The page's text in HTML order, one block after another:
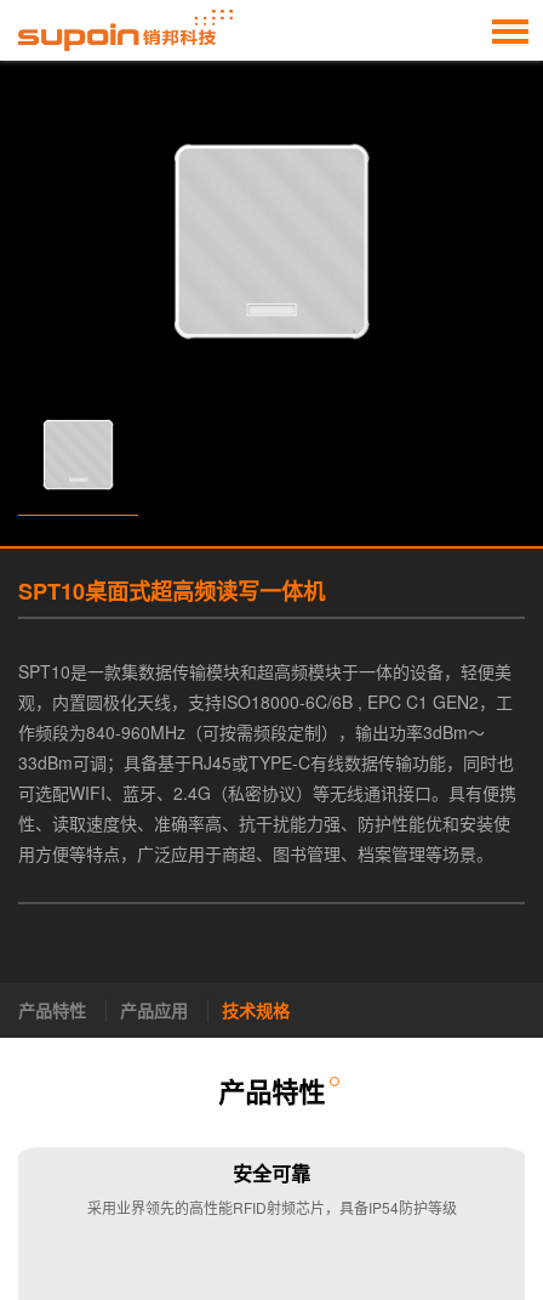
SPT10桌面式超高频读写一体机
SPT10是一款集数据传输模块和超高频模块于一体的设备，轻便美
观，内置圆极化天线，支持ISO18000-6C/6B , EPC C1 GEN2，工
作频段为840-960MHz（可按需频段定制），输出功率3dBm～
33dBm可调；具备基于RJ45或TYPE-C有线数据传输功能，同时也
可选配WIFI、蓝牙、2.4G（私密协议）等无线通讯接口。具有便携
性、读取速度快、准确率高、抗干扰能力强、防护性能优和安装使
用方便等特点，广泛应用于商超、图书管理、档案管理等场景。
产品特性 产品应用 技术规格
产品特性
安全可靠
采用业界领先的高性能RFID射频芯片，具备IP54防护等级